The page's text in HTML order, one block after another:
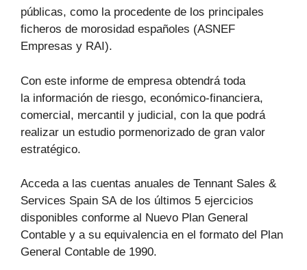
públicas, como la procedente de los principales
ficheros de morosidad españoles (ASNEF
Empresas y RAI).
Con este informe de empresa obtendrá toda
la información de riesgo, económico-financiera,
comercial, mercantil y judicial, con la que podrá
realizar un estudio pormenorizado de gran valor
estratégico.
Acceda a las cuentas anuales de Tennant Sales &
Services Spain SA de los últimos 5 ejercicios
disponibles conforme al Nuevo Plan General
Contable y a su equivalencia en el formato del Plan
General Contable de 1990.